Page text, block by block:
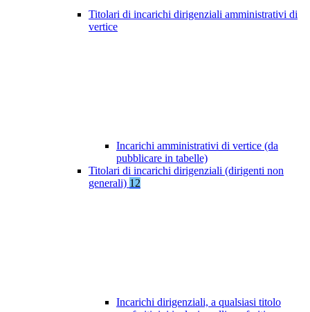
Titolari di incarichi dirigenziali amministrativi di
vertice
Incarichi amministrativi di vertice (da
pubblicare in tabelle)
Titolari di incarichi dirigenziali (dirigenti non
generali) 12
Incarichi dirigenziali, a qualsiasi titolo